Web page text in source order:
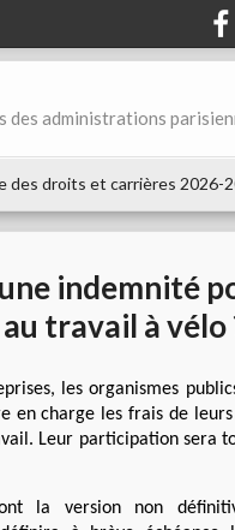
des administrations
des droits et carrières 2026-
indemnité
travail à vélo
les organismes
en charge les frais de
Leur participation sera
la version non